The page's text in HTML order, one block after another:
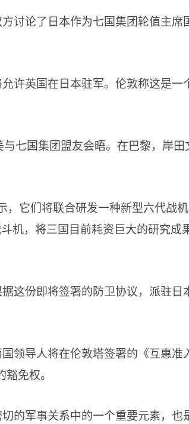
讨论了日本作为七国集团轮值主席
许英国在日本驻军。伦敦称这是一
七国集团盟友会晤。在巴黎，岸
它们将联合研发一种新型六代战
机，将三国目前耗资巨大的研究成
这份即将签署的防卫协议，派驻日
领导人将在伦敦塔签署的《互惠准
免权。
的军事关系中的一个重要元素，也